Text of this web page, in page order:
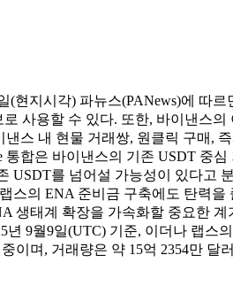
지시각) 파뉴스(PANews)에 따르
사용할 수 있다. 또한, 바이낸스
스 내 현물 거래쌍, 원클릭 구매,
합은 바이낸스의 기존 USDT 중
를 넘어설 가능성이 있다고
의 ENA 준비금 구축에도 탄력을
생태계 확장을 가속화할 중요한
9월9일(UTC) 기준, 이더나 랩스
이며, 거래량은 약 15억 2354만 달